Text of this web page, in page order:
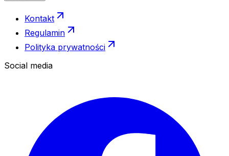
Kontakt
Regulamin
Polityka prywatności
Social media